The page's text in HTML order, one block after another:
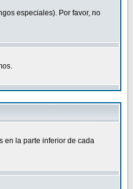
especiales). Por favor, no
en la parte inferior de cada